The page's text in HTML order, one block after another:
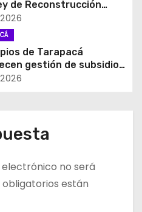
de Reconstrucción
impulsará la inversión
en Tarapacá
de Tarapacá
gestión de subsidios
potable en jornada
no será
obligatorios están